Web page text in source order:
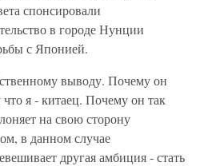
спонсировали
в городе Нунции
с Японией.
выводу. Почему он
я - китаец. Почему он так
на свою сторону
в данном случае
другая амбиция - стать